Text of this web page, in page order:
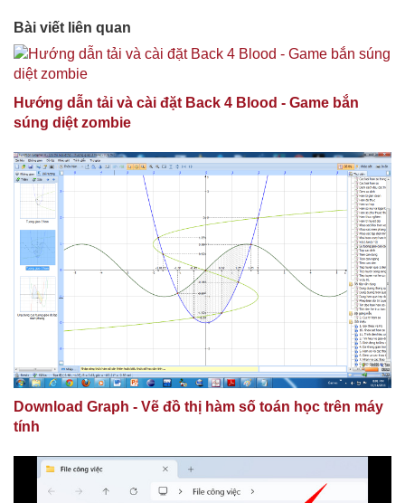
Bài viết liên quan
Hướng dẫn tải và cài đặt Back 4 Blood - Game bắn
súng diệt zombie
Download Graph - Vẽ đồ thị hàm số toán học trên máy
tính